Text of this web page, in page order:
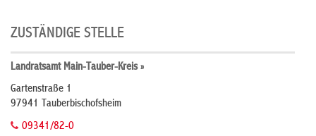
ZUSTÄNDIGE STELLE
Landratsamt Main-Tauber-Kreis »
Gartenstraße 1
97941 Tauberbischofsheim
09341/82-0